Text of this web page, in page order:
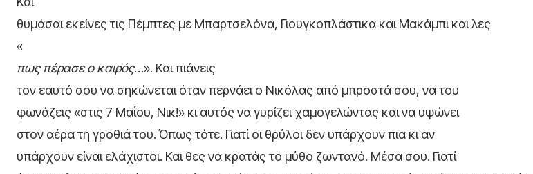
θυμάσαι εκείνες τις Πέμπτες με Μπαρτσελόνα, Γιουγκοπλάστικα και Μακάμπι και λες
«
πως πέρασε ο καιρός…». Και πιάνεις
τον εαυτό σου να σηκώνεται όταν περνάει ο Νικόλας από μπροστά σου, να του
φωνάζεις «στις 7 Μαΐου, Νικ!» κι αυτός να γυρίζει χαμογελώντας και να υψώνει
στον αέρα τη γροθιά του. Όπως τότε. Γιατί οι θρύλοι δεν υπάρχουν πια κι αν
υπάρχουν είναι ελάχιστοι. Και θες να κρατάς το μύθο ζωντανό. Μέσα σου. Γιατί